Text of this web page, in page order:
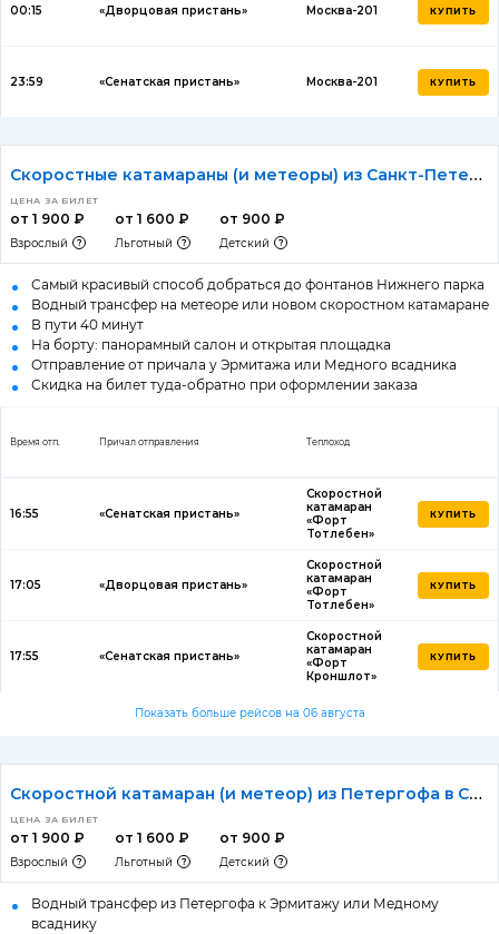
00:15 «Дворцовая пристань» Москва-201 КУПИТЬ
23:59 «Сенатская пристань» Москва-201 КУПИТЬ
Скоростные катамараны (и метеоры) из Санкт-Петербурга в Петергоф
ЦЕНА ЗА БИЛЕТ
от 1 900 ₽
Взрослый
от 1 600 ₽
Льготный
от 900 ₽
Детский
Самый красивый способ добраться до фонтанов Нижнего парка
Водный трансфер на метеоре или новом скоростном катамаране
В пути 40 минут
На борту: панорамный салон и открытая площадка
Отправление от причала у Эрмитажа или Медного всадника
Скидка на билет туда-обратно при оформлении заказа
Время отп. Причал отправления Теплоход
16:55 «Сенатская пристань»
Скоростной
катамаран
«Форт
Тотлебен»
КУПИТЬ
17:05 «Дворцовая пристань»
Скоростной
катамаран
«Форт
Тотлебен»
КУПИТЬ
17:55 «Сенатская пристань»
Скоростной
катамаран
«Форт
Кроншлот»
КУПИТЬ
Показать больше рейсов на 06 августа
Скоростной катамаран (и метеор) из Петергофа в Санкт-Петербург
ЦЕНА ЗА БИЛЕТ
от 1 900 ₽
Взрослый
от 1 600 ₽
Льготный
от 900 ₽
Детский
Водный трансфер из Петергофа к Эрмитажу или Медному
всаднику